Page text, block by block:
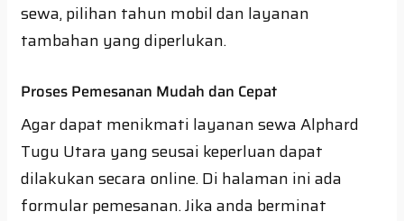
sewa, pilihan tahun mobil dan layanan
tambahan yang diperlukan.
Proses Pemesanan Mudah dan Cepat
Agar dapat menikmati layanan sewa Alphard
Tugu Utara yang seusai keperluan dapat
dilakukan secara online. Di halaman ini ada
formular pemesanan. Jika anda berminat